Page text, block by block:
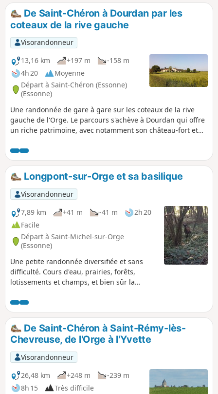
De Saint-Chéron à Dourdan par les
coteaux de la rive gauche
Visorandonneur
13,16 km
+197 m
-158 m
4h 20
Moyenne
Départ à Saint-Chéron (Essonne)
(Essonne)
Une randonnée de gare à gare sur les coteaux de la rive
gauche de l'Orge. Le parcours s'achève à Dourdan qui offre
un riche patrimoine, avec notamment son château-fort et
Longpont-sur-Orge et sa basilique
Visorandonneur
7,89 km
+41 m -41 m
2h 20
Facile
Départ à Saint-Michel-sur-Orge
(Essonne)
Une petite randonnée diversifiée et sans
difficulté. Cours d'eau, prairies, forêts,
lotissements et champs, et bien sûr la
de cette promenade à quelques kilomètres
de Paris.
De Saint-Chéron à Saint-Rémy-lès-
Chevreuse, de l'Orge à l'Yvette
Visorandonneur
26,48 km
+248 m
-239 m
8h 15
Très difficile